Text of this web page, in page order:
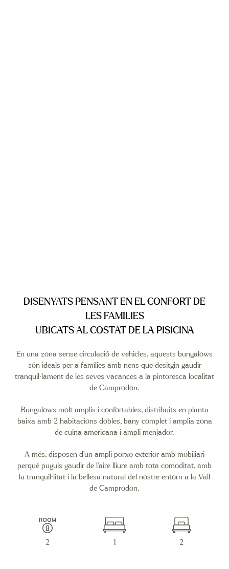
DISENYATS PENSANT EN EL CONFORT DE
LES FAMILIES
UBICATS AL COSTAT DE LA PISICINA
En una zona sense circulació de vehicles, aquests bungalows
són ideals per a famílies amb nens que desitgin gaudir
tranquil·lament de les seves vacances a la pintoresca localitat
de Camprodon.
Bungalows molt amplis i confortables, distribuits en planta
baixa amb 2 habitacions dobles, bany complet i amplia zona
de cuina americana i ampli menjador.
A més, disposen d’un ampli porxo exterior amb mobiliari
perquè puguis gaudir de l’aire lliure amb tota comoditat, amb
la tranquil·litat i la bellesa natural del nostre entorn a la Vall
de Camprodon.
2 1 2